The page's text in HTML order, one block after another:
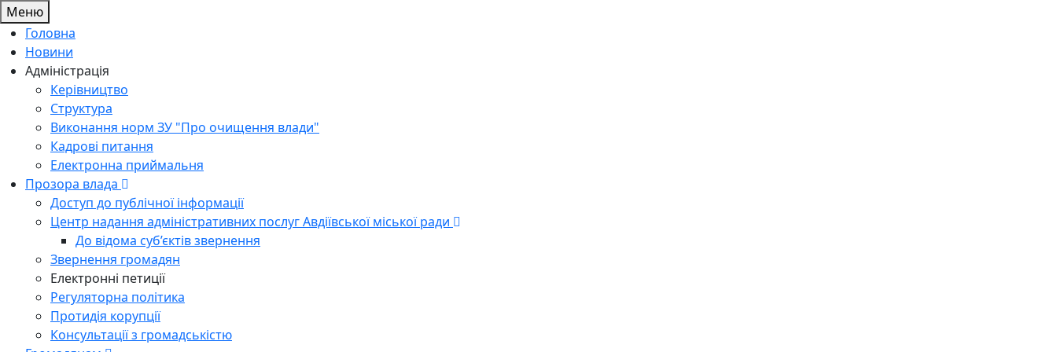
Меню
Головна
Новини
Адміністрація
Керівництво
Структура
Виконання норм ЗУ "Про очищення влади"
Кадрові питання
Електронна приймальня
Прозора влада
Доступ до публічної інформації
Центр надання адміністративних послуг Авдіївської міської ради
До відома суб’єктів звернення
Звернення громадян
Електронні петиції
Регуляторна політика
Протидія корупції
Консультації з громадськістю